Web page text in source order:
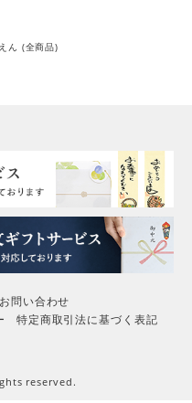
ん (全商品)
お問い合わせ
特定商取引法に基づく表記
reserved.